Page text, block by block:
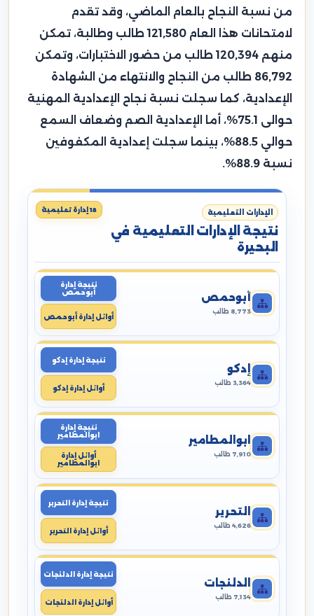
من نسبة النجاح بالعام الماضي، وقد تقدم
لامتحانات هذا العام 121,580 طالب وطالبة، تمكن
منهم 120,394 طالب من حضور الاختبارات، وتمكن
86,792 طالب من النجاح والانتهاء من الشهادة
الإعدادية، كما سجلت نسبة نجاح الإعدادية المهنية
حوالى 75.1%، أما الإعدادية الصم وضعاف السمع
حوالي 88.5%، بينما سجلت إعدادية المكفوفين
نسبة 88.9%.
الإدارات التعليمية
نتيجة الإدارات التعليمية في
البحيرة
18 إدارة تعليمية
أبوحمص
8,773 طالب
نتيجة إدارة
أبوحمص
أوائل إدارة أبوحمص
إدكو
3,364 طالب
نتيجة إدارة إدكو
أوائل إدارة إدكو
ابوالمطامير
7,910 طالب
نتيجة إدارة
ابوالمطامير
أوائل إدارة
ابوالمطامير
التحرير
4,626 طالب
نتيجة إدارة التحرير
أوائل إدارة التحرير
الدلنجات
7,134 طالب
نتيجة إدارة الدلنجات
أوائل إدارة الدلنجات